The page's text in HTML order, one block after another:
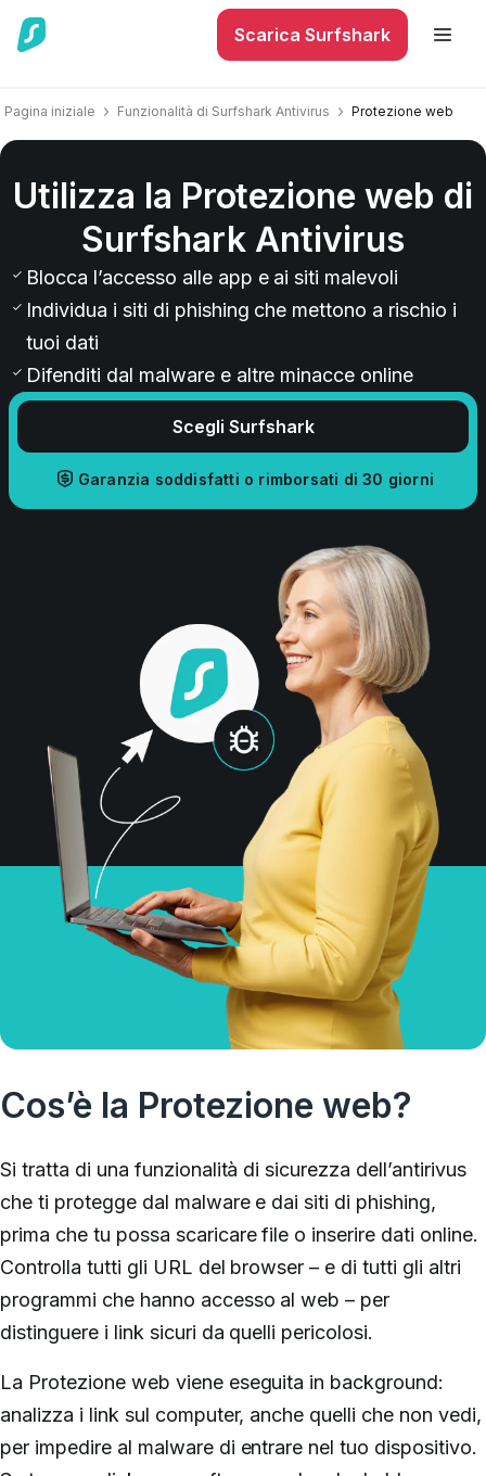
Scarica Surfshark
Pagina iniziale Funzionalità di Surfshark Antivirus Protezione web
Utilizza la Protezione web di
Surfshark Antivirus
Blocca l’accesso alle app e ai siti malevoli
Individua i siti di phishing che mettono a rischio i
tuoi dati
Difenditi dal malware e altre minacce online
Scegli Surfshark
Garanzia soddisfatti o rimborsati di 30 giorni
Cos’è la Protezione web?
Si tratta di una funzionalità di sicurezza dell’antirivus
che ti protegge dal malware e dai siti di phishing,
prima che tu possa scaricare file o inserire dati online.
Controlla tutti gli URL del browser – e di tutti gli altri
programmi che hanno accesso al web – per
distinguere i link sicuri da quelli pericolosi.
La Protezione web viene eseguita in background:
analizza i link sul computer, anche quelli che non vedi,
per impedire al malware di entrare nel tuo dispositivo.